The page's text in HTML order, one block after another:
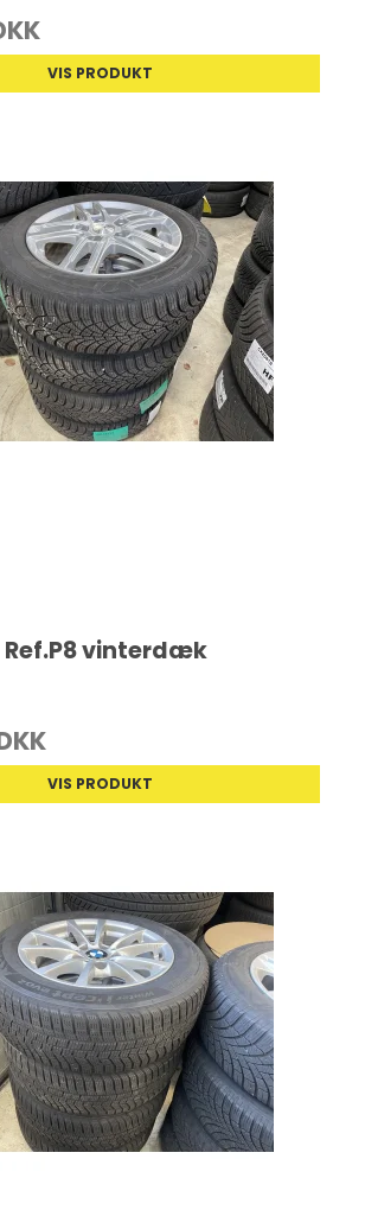
VIS PRODUKT
Ref.P8 vinterdæk
VIS PRODUKT